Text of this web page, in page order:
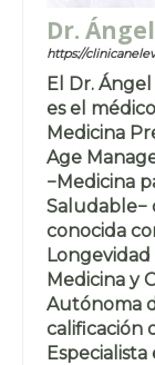
Dr.
https://
El Dr.
es el
Medicina
Age
−Medicina
Saludable−
conocida
Medicina y
Autónoma
calificación